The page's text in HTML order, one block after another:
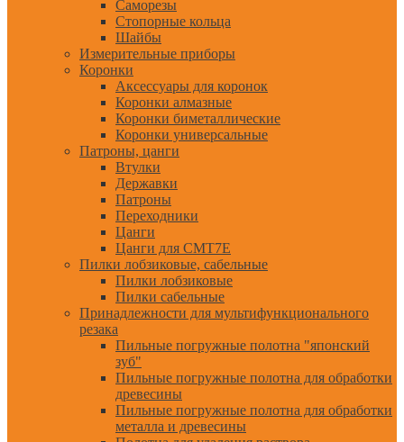
Саморезы
Стопорные кольца
Шайбы
Измерительные приборы
Коронки
Аксессуары для коронок
Коронки алмазные
Коронки биметаллические
Коронки универсальные
Патроны, цанги
Втулки
Державки
Патроны
Переходники
Цанги
Цанги для CMT7E
Пилки лобзиковые, сабельные
Пилки лобзиковые
Пилки сабельные
Принадлежности для мультифункционального
резака
Пильные погружные полотна "японский
зуб"
Пильные погружные полотна для обработки
древесины
Пильные погружные полотна для обработки
металла и древесины